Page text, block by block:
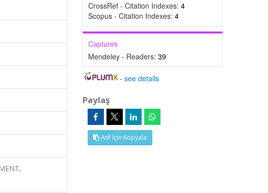
CrossRef - Citation Indexes: 4
Scopus - Citation Indexes: 4
Captures
Mendeley - Readers: 39
-see details
Paylaş
Atıf İçin Kopyala